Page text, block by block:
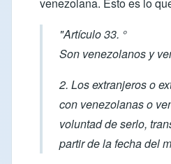
"Artículo 33. °
Son venezolanos y
2. Los extranjeros o
con venezolanas o
voluntad de serlo,
partir de la fecha del